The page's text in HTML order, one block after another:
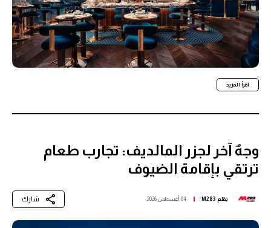
اقرأ المزيد
وجهٌ آخر لجزر المالديف: تجارب طعام
ترتقي بإقامة الضيوف
بقلم M283 04 أغسطس 2026 شارك